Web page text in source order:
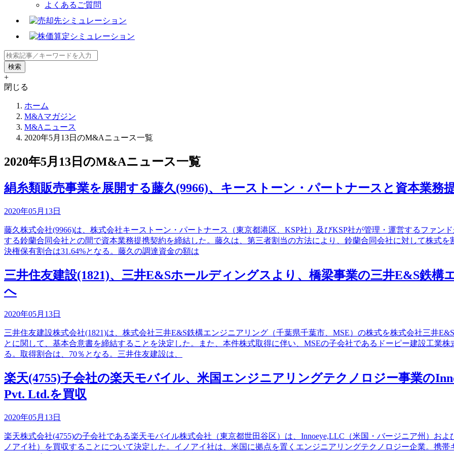
よくあるご質問
+
閉じる
ホーム
M&Aマガジン
M&Aニュース
2020年5月13日のM&Aニュース一覧
2020年5月13日のM&Aニュース一覧
絹糸類販売事業を展開する藤久(9966)、キーストーン・パートナースと資本業務
2020年05月13日
藤久株式会社(9966)は、株式会社キーストーン・パートナース（東京都港区、KSP社）及びKSP社が管理・運営するファン
する鈴蘭合同会社との間で資本業務提携契約を締結した。藤久は、第三者割当の方法により、鈴蘭合同会社に対して株式
決権保有割合は31.64%となる。藤久の調達資金の額は
三井住友建設(1821)、三井E&Sホールディングスより、橋梁事業の三井E&S鉄構
へ
2020年05月13日
三井住友建設株式会社(1821)は、株式会社三井E&S鉄構エンジニアリング（千葉県千葉市、MSE）の株式を株式会社三井
とに関して、基本合意書を締結することを決定した。また、本件株式取得に伴い、MSEの子会社であるドーピー建設工業
る。取得割合は、70％となる。三井住友建設は、
楽天(4755)子会社の楽天モバイル、米国エンジニアリングテクノロジー事業の
Pvt. Ltd.を買収
2020年05月13日
楽天株式会社(4755)の子会社である楽天モバイル株式会社（東京都世田谷区）は、Innoeye,LLC（米国・バージニア州）およ
ノアイ社）を買収することについて決定した。イノアイ社は、米国に拠点を置くエンジニアリングテクノロジー企業。携